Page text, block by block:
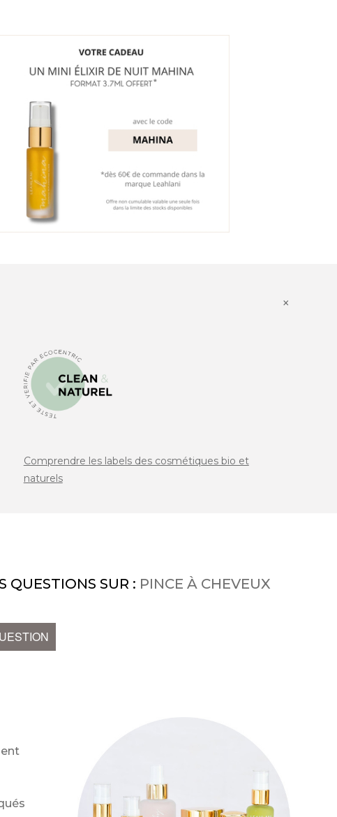
×
Comprendre les labels des cosmétiques bio et
naturels
QUESTIONS SUR : PINCE À CHEVEUX